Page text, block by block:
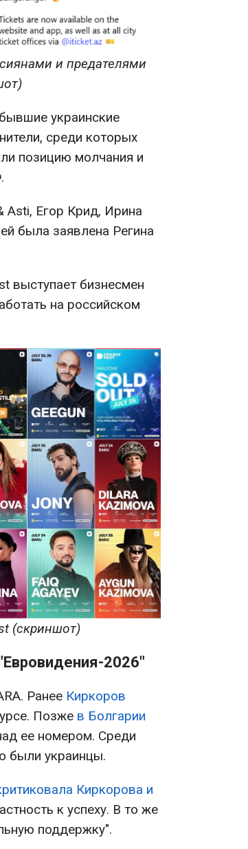
и предателями
украинские
среди которых
позицию молчания и
Asti, Егор Крид, Ирина
была заявлена Регина
выступает бизнесмен
на российском
(скриншот)
2026"
Ранее Киркоров
Позже в Болгарии
ее номером. Среди
были украинцы.
Киркорова и
к успеху. В то же
поддержку".